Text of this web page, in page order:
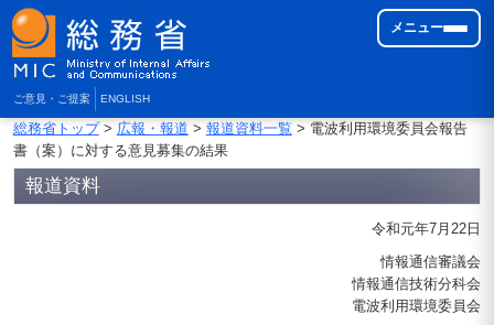
ご意見・ご提案 ENGLISH
メニュー
総務省トップ> 広報・報道 > 報道資料一覧> 電波利用環境委員会報告
書（案）に対する意見募集の結果
報道資料
令和元年7月22日
情報通信審議会
情報通信技術分科会
電波利用環境委員会